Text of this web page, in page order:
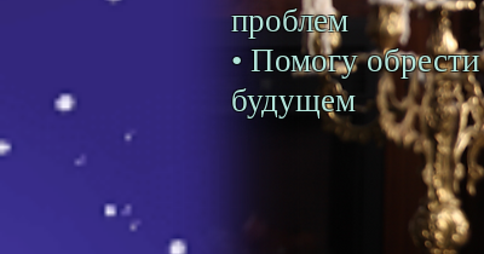
проблем
• Помогу
будущем